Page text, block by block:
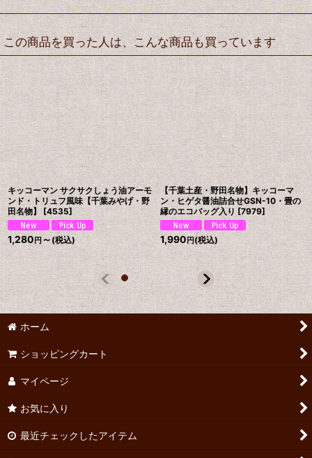
この商品を買った人は、こんな商品も買っています
キッコーマン サクサクしょう油アーモ
ンド・トリュフ風味【千葉みやげ・野
田名物】 [4535]
1,280円 ～ (税込)
【千葉土産・野田名物】キッコーマ
ン・ヒゲタ醤油詰合せGSN-10・畳の
縁のエコバッグ入り [7979]
1,990 円 (税込)
ホーム
ショッピングカート
マイページ
お気に入り
最近チェックしたアイテム